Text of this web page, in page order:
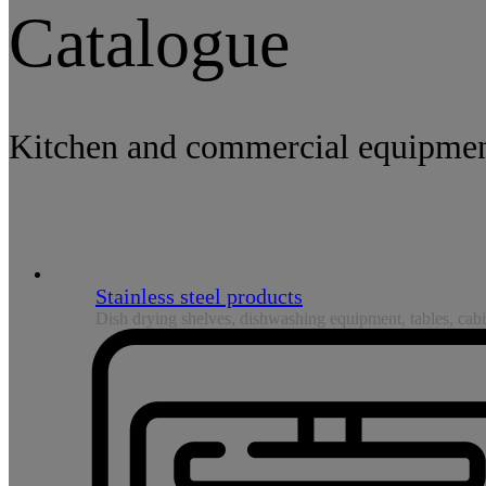
Catalogue
Kitchen and commercial
Stainless steel products
Dish drying shelves, dishwashing equipment, tables,